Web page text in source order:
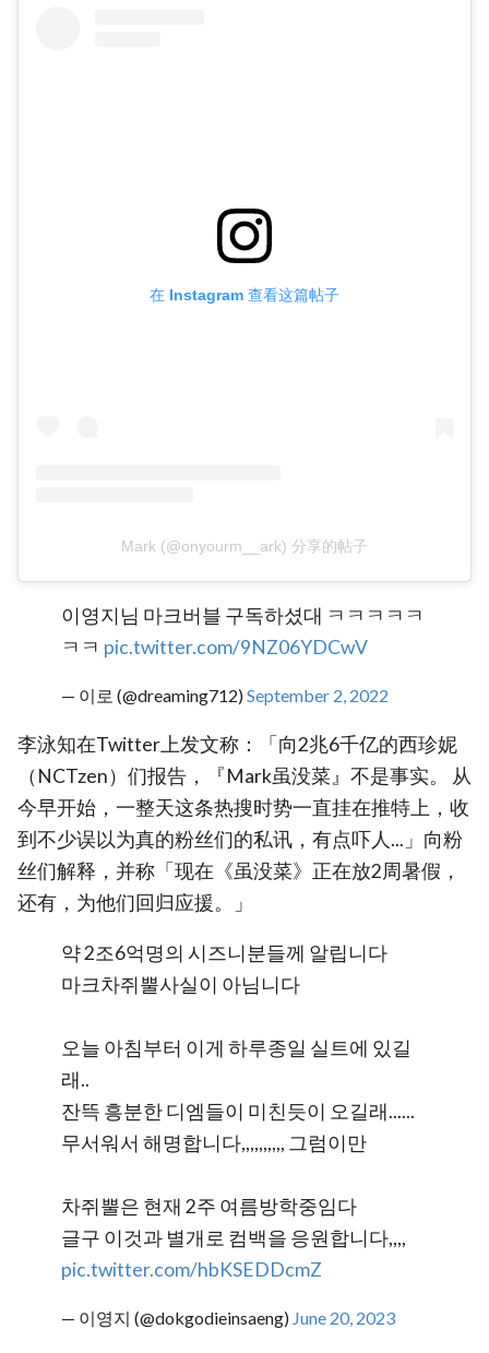
在 Instagram 查看这篇帖子
Mark (@onyourm__ark) 分享的帖子
이영지님 마크버블 구독하셨대 ㅋㅋㅋㅋㅋ
ㅋㅋ pic.twitter.com/9NZ06YDCwV
— 이로 (@dreaming712)September 2, 2022
李泳知在Twitter上发文称：「向2兆6千亿的西珍妮
（NCTzen）们报告，『Mark虽没菜』不是事实。 从
今早开始，一整天这条热搜时势一直挂在推特上，收
到不少误以为真的粉丝们的私讯，有点吓人...」向粉
丝们解释，并称「现在《虽没菜》正在放2周暑假，
还有，为他们回归应援。」
약 2조6억명의 시즈니분들께 알립니다
마크차쥐뿔사실이 아님니다
오늘 아침부터 이게 하루종일 실트에 있길
래..
잔뜩 흥분한 디엠들이 미친듯이 오길래......
무서워서 해명합니다,,,,,,,,,, 그럼이만
차쥐뿔은 현재 2주 여름방학중임다
글구 이것과 별개로 컴백을 응원합니다,,,,
pic.twitter.com/hbKSEDDcmZ
— 이영지 (@dokgodieinsaeng) June 20, 2023